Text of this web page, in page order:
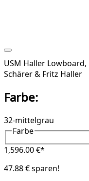
USM Haller
Schärer & Fritz Haller
Farbe:
32-mittelgrau
Farbe
1,596.00 €*
47.88 € sparen!